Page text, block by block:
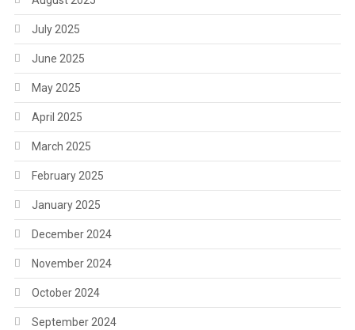
July 2025
June 2025
May 2025
April 2025
March 2025
February 2025
January 2025
December 2024
November 2024
October 2024
September 2024